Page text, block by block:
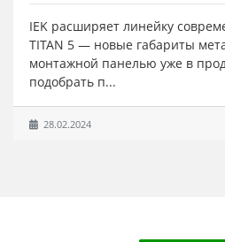
IEK расширяет линейку
TITAN 5 — новые габариты
монтажной панелью уже в
подобрать п...
28.02.2024